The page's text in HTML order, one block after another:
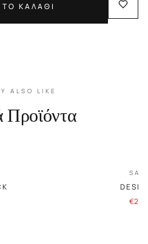
ΚΑΛΑΘΙ
ALSO LIKE
Προϊόντα
€